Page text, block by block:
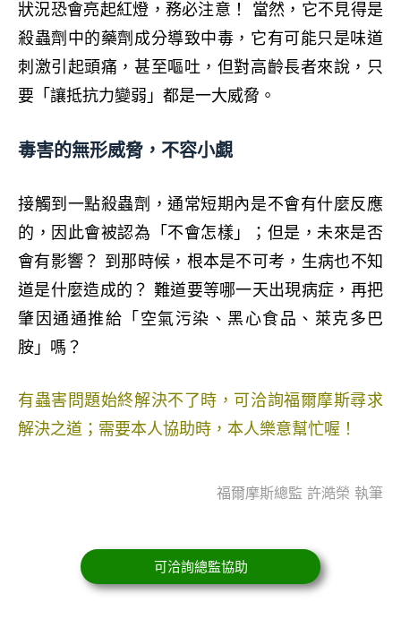
狀況恐會亮起紅燈，務必注意！ 當然，它不見得是
殺蟲劑中的藥劑成分導致中毒，它有可能只是味道
刺激引起頭痛，甚至嘔吐，但對高齡長者來說，只
要「讓抵抗力變弱」都是一大威脅。
毒害的無形威脅，不容小覷
接觸到一點殺蟲劑 ，通常短期內是不會有什麼反應
的 ，因此會被認為 「 不會怎樣 」 ；但是 ，未來是否
會有影響 ？ 到那時候 ，根本是不可考 ，生病也不知
道是什麼造成的 ？ 難道要等哪一天出現病症 ，再把
肇因通通推給 「 空氣污染 、黑心食品 、 萊克多巴
胺 」嗎 ？
有蟲害問題始終解決不了時，可洽詢福爾摩斯尋求
解決之道；需要本人協助時，本人樂意幫忙喔！
福爾摩斯總監 許澔榮 執筆
可洽詢總監協助